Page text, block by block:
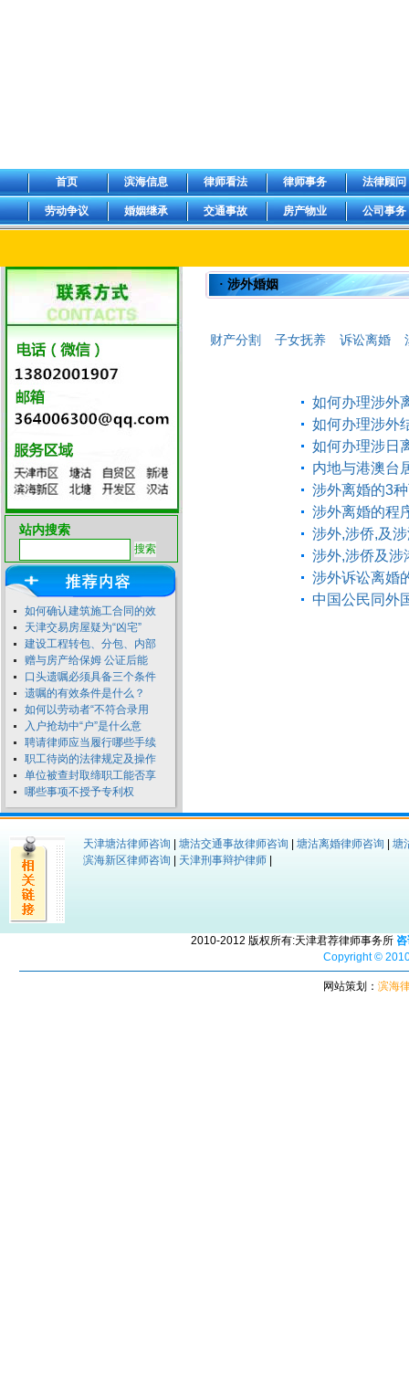
首页 滨海信息 律师看法 律师事务 法律顾问
劳动争议 婚姻继承 交通事故 房产物业 公司事务
站内搜索
如何确认建筑施工合同的效
天津交易房屋疑为“凶宅”
建设工程转包、分包、内部
赠与房产给保姆 公证后能
口头遗嘱必须具备三个条件
遗嘱的有效条件是什么？
如何以劳动者“不符合录用
入户抢劫中“户”是什么意
聘请律师应当履行哪些手续
职工待岗的法律规定及操作
单位被查封取缔职工能否享
哪些事项不授予专利权
· 涉外婚姻
财产分割 子女抚养 诉讼离婚
如何办理涉外
如何办理涉外
如何办理涉日
内地与港澳台
涉外离婚的3
涉外离婚的程
涉外,涉侨,及
涉外,涉侨及涉
涉外诉讼离婚
中国公民同外
天津塘沽律师咨询 塘沽交通事故律师咨询 塘沽离婚律师咨询
塘
滨海新区律师咨询
天津刑事辩护律师
2010-2012 版权所有:天津君荐律师事务所
Copyright ©
网站策划： 滨海